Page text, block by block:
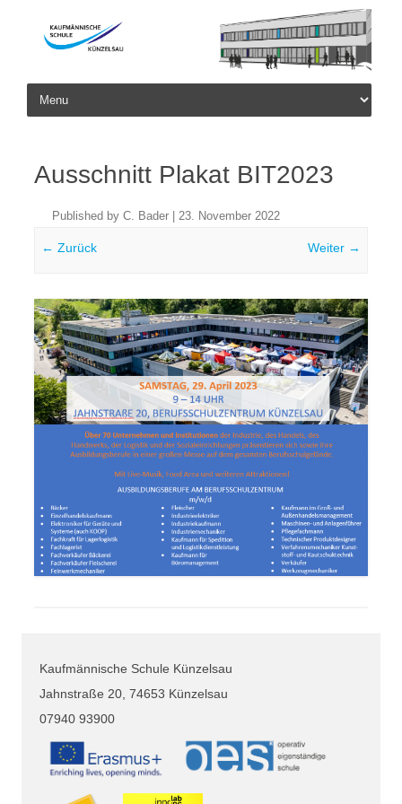
Skip to content
Ausschnitt Plakat BIT2023
Published by C. Bader 23. November 2022
← Zurück Weiter →
Kaufmännische Schule Künzelsau
Jahnstraße 20, 74653 Künzelsau
07940 93900